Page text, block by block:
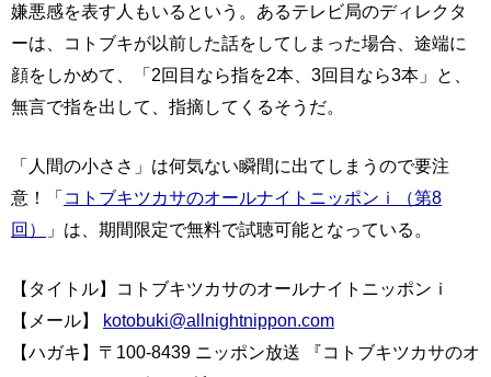
嫌悪感を表す人もいるという。あるテレビ局のディレクタ
ーは、コトブキが以前した話をしてしまった場合、途端に
顔をしかめて、「2回目なら指を2本、3回目なら3本」と、
無言で指を出して、指摘してくるそうだ。
「人間の小ささ」は何気ない瞬間に出てしまうので要注
意！「コトブキツカサのオールナイトニッポンｉ（第8
回）
」は、期間限定で無料で試聴可能となっている。
【タイトル】コトブキツカサのオールナイトニッポンｉ
【メール】 kotobuki@allnightnippon.com
【ハガキ】〒100-8439 ニッポン放送 『コトブキツカサのオ